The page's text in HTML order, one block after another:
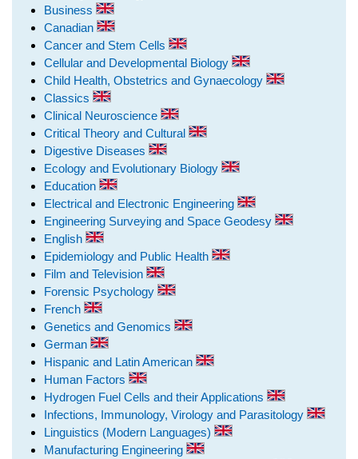
Business
Canadian
Cancer and Stem Cells
Cellular and Developmental Biology
Child Health, Obstetrics and Gynaecology
Classics
Clinical Neuroscience
Critical Theory and Cultural
Digestive Diseases
Ecology and Evolutionary Biology
Education
Electrical and Electronic Engineering
Engineering Surveying and Space Geodesy
English
Epidemiology and Public Health
Film and Television
Forensic Psychology
French
Genetics and Genomics
German
Hispanic and Latin American
Human Factors
Hydrogen Fuel Cells and their Applications
Infections, Immunology, Virology and Parasitology
Linguistics (Modern Languages)
Manufacturing Engineering